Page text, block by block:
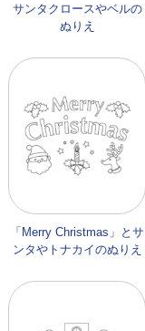
サンタクロースやベルの
ぬりえ
「Merry Christmas」とサ
ンタやトナカイのぬりえ